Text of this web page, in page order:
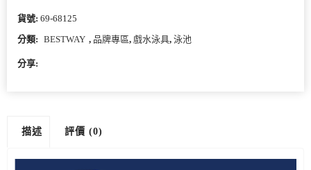
貨號: 69-68125
分類: BESTWAY , 品牌專區, 戲水泳具, 泳池
分享:
描述 評價 (0)